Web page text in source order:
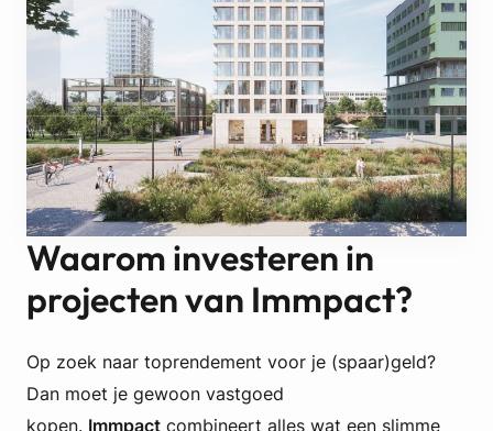
Waarom investeren in
projecten van Immpact?
Op zoek naar toprendement voor je (spaar)geld?
Dan moet je gewoon vastgoed
kopen. Immpact combineert alles wat een slimme